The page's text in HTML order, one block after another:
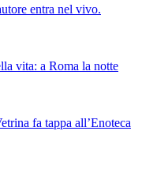
entra nel vivo.
vita: a Roma la notte
fa tappa all’Enoteca